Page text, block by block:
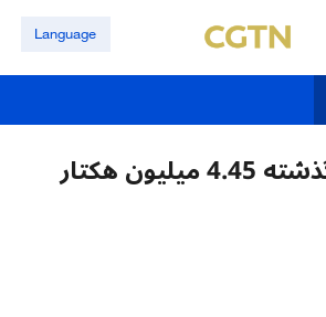
Language
چین در سال گذشته 4.45 میلیون هکتار